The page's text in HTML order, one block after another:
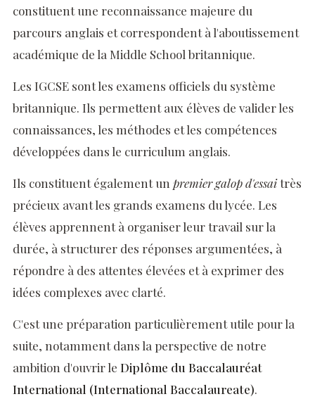
constituent une reconnaissance majeure du
parcours anglais et correspondent à l'aboutissement
académique de la Middle School britannique.
Les IGCSE sont les examens officiels du système
britannique. Ils permettent aux élèves de valider les
connaissances, les méthodes et les compétences
développées dans le curriculum anglais.
Ils constituent également un premier galop d'essaitrès
précieux avant les grands examens du lycée. Les
élèves apprennent à organiser leur travail sur la
durée, à structurer des réponses argumentées, à
répondre à des attentes élevées et à exprimer des
idées complexes avec clarté.
C'est une préparation particulièrement utile pour la
suite, notamment dans la perspective de notre
ambition d'ouvrir le Diplôme du Baccalauréat
International (International Baccalaureate).